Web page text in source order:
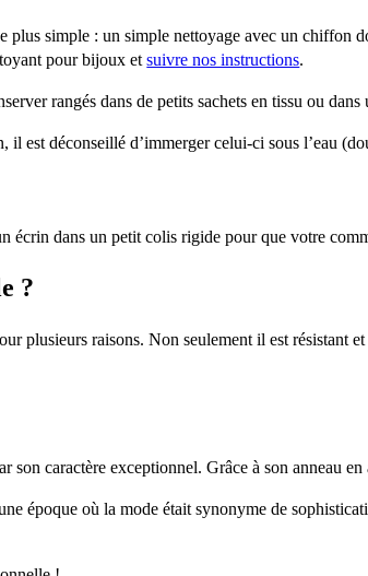
plus simple : un simple nettoyage avec un chiffon
pour bijoux etsuivre nos instructions.
rangés dans de petits sachets en tissu ou
est déconseillé d’immerger celui-ci sous l’eau
écrin dans un petit colis rigide pour que votre
?
plusieurs raisons. Non seulement il est résistant
caractère exceptionnel. Grâce à son anneau
époque où la mode était synonyme de